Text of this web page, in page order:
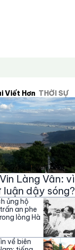
Viết Hơn THỜI SỰ
Làng Vân: vì
luận dậy sóng?
ủng hộ
an phe
lòng Hà
về biên